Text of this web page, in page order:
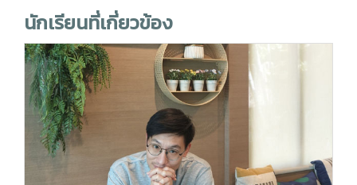
นักเรียนที่เกี่ยวข้อง